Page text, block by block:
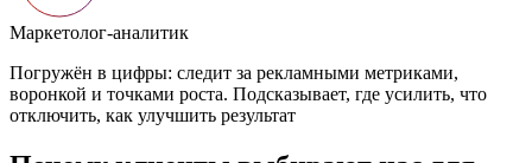
Маркетолог-аналитик
Погружён в цифры: следит за рекламными метриками,
воронкой и точками роста. Подсказывает, где усилить, что
отключить, как улучшить результат